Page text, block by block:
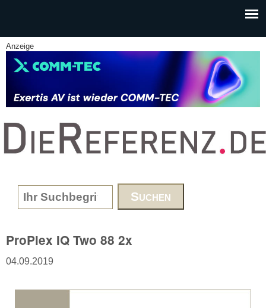
Anzeige
www.DieReferenz.de
Search form
ProPlex IQ Two 88 2x
04.09.2019